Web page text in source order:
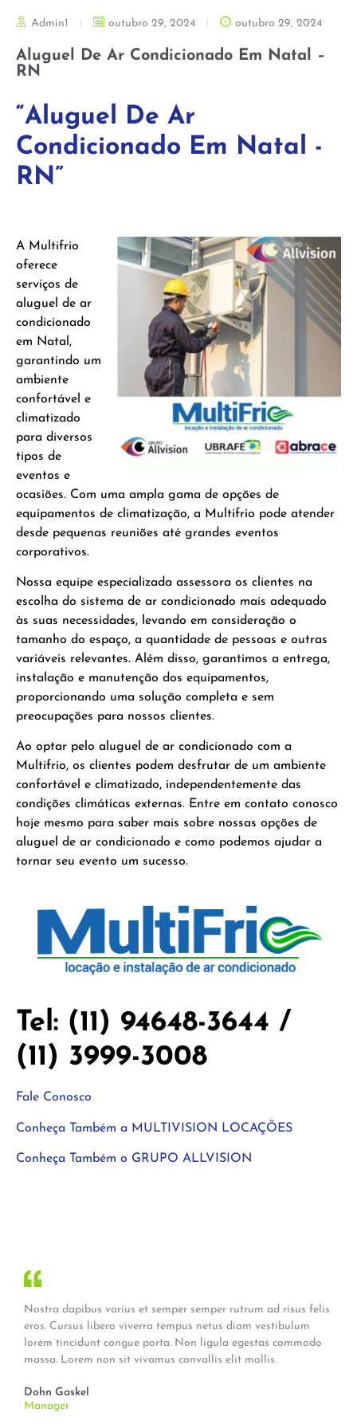
Admin1 outubro 29, 2024 outubro 29, 2024
Aluguel De Ar Condicionado Em Natal –
RN
“Aluguel De Ar
Condicionado Em Natal -
RN”
A Multifrio
oferece
serviços de
aluguel de ar
condicionado
em Natal,
garantindo um
ambiente
confortável e
climatizado
para diversos
tipos de
eventos e
ocasiões. Com uma ampla gama de opções de
equipamentos de climatização, a Multifrio pode atender
desde pequenas reuniões até grandes eventos
corporativos.
Nossa equipe especializada assessora os clientes na
escolha do sistema de ar condicionado mais adequado
às suas necessidades, levando em consideração o
tamanho do espaço, a quantidade de pessoas e outras
variáveis relevantes. Além disso, garantimos a entrega,
instalação e manutenção dos equipamentos,
proporcionando uma solução completa e sem
preocupações para nossos clientes.
Ao optar pelo aluguel de ar condicionado com a
Multifrio, os clientes podem desfrutar de um ambiente
confortável e climatizado, independentemente das
condições climáticas externas. Entre em contato conosco
hoje mesmo para saber mais sobre nossas opções de
aluguel de ar condicionado e como podemos ajudar a
tornar seu evento um sucesso.
Tel: (11) 94648-3644 /
(11) 3999-3008
Fale Conosco
Conheça Também a MULTIVISION LOCAÇÕES
Conheça Também o GRUPO ALLVISION
Nostra dapibus varius et semper semper rutrum ad risus felis
eros. Cursus libero viverra tempus netus diam vestibulum
lorem tincidunt congue porta. Non ligula egestas commodo
massa. Lorem non sit vivamus convallis elit mollis.
Dohn Gaskel
Manager